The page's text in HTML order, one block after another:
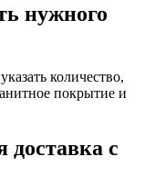
нужного
количество,
покрытие и
с